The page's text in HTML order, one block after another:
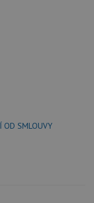
OD SMLOUVY